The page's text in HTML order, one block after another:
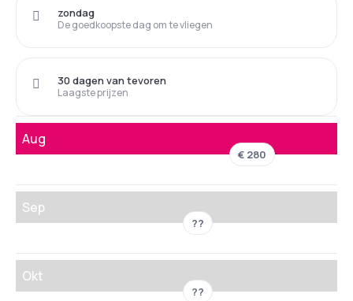
De goedkoopste dag om te vliegen
zondag
Laagste prijzen
30 dagen van tevoren
Aug
€ 280
Sep
??
Okt
??